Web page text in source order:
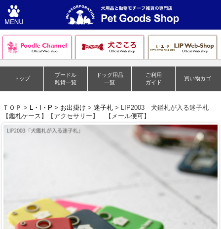
トップ
プードル
雑貨一覧
ドッグ用品
一覧
ご利用
ガイド
買い物カゴ
ＴＯＰ > L・I・P > お出掛け > 迷子札 > LIP2003 犬鑑札が入る迷子札
【鑑札ケース】【アクセサリー】 【メール便可】